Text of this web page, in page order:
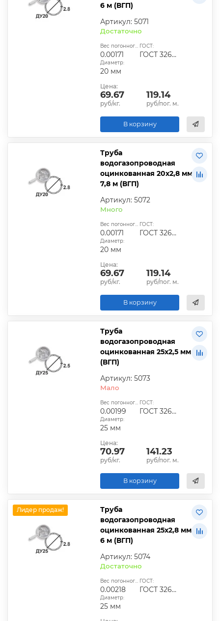
6 м (ВГП)
Артикул: 5071
Достаточно
Вес погонного метра, т.:
0.00171
ГОСТ:
ГОСТ 3262-75
Диаметр:
20 мм
Цена:
69.67
руб/кг.
119.14
руб/пог. м.
В корзину
Труба
водогазопроводная
оцинкованная 20х2,8 мм
7,8 м (ВГП)
Артикул: 5072
Много
Вес погонного метра, т.:
0.00171
ГОСТ:
ГОСТ 3262-75
Диаметр:
20 мм
Цена:
69.67
руб/кг.
119.14
руб/пог. м.
В корзину
Труба
водогазопроводная
оцинкованная 25х2,5 мм
(ВГП)
Артикул: 5073
Мало
Вес погонного метра, т.:
0.00199
ГОСТ:
ГОСТ 3262-75
Диаметр:
25 мм
Цена:
70.97
руб/кг.
141.23
руб/пог. м.
В корзину
Лидер продаж!
Труба
водогазопроводная
оцинкованная 25х2,8 мм
6 м (ВГП)
Артикул: 5074
Достаточно
Вес погонного метра, т.:
0.00218
ГОСТ:
ГОСТ 3262-75
Диаметр:
25 мм